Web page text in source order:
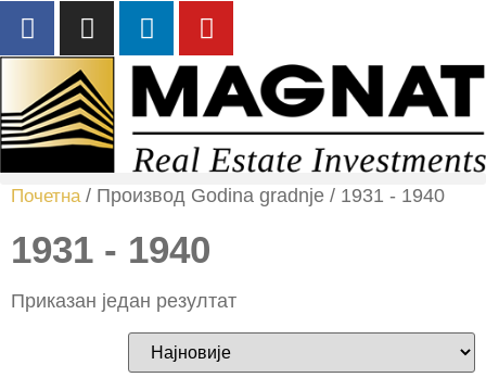
Почетна / Производ Godina gradnje / 1931 - 1940
1931 - 1940
Приказан један резултат